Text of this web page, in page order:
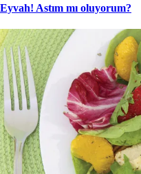
Eyvah! Astım mı oluyorum?